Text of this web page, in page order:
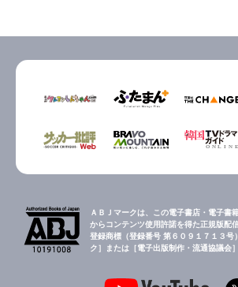
ＡＢＪマークは、この電子書店・電子書
からコンテンツ使用許諾を得た正規版配
登録商標（登録番号 第６０９１７１３
ク］または［電子出版制作・流通協議会